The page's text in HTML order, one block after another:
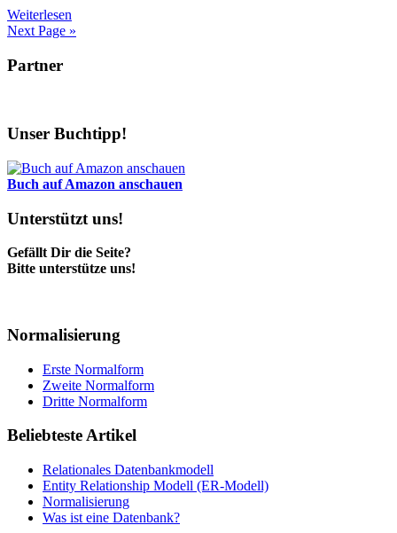
Weiterlesen
Next Page »
Partner
Unser Buchtipp!
Buch auf Amazon anschauen
Unterstützt uns!
Gefällt Dir die Seite?
Bitte unterstütze uns!
Normalisierung
Erste Normalform
Zweite Normalform
Dritte Normalform
Beliebteste Artikel
Relationales Datenbankmodell
Entity Relationship Modell (ER-Modell)
Normalisierung
Was ist eine Datenbank?